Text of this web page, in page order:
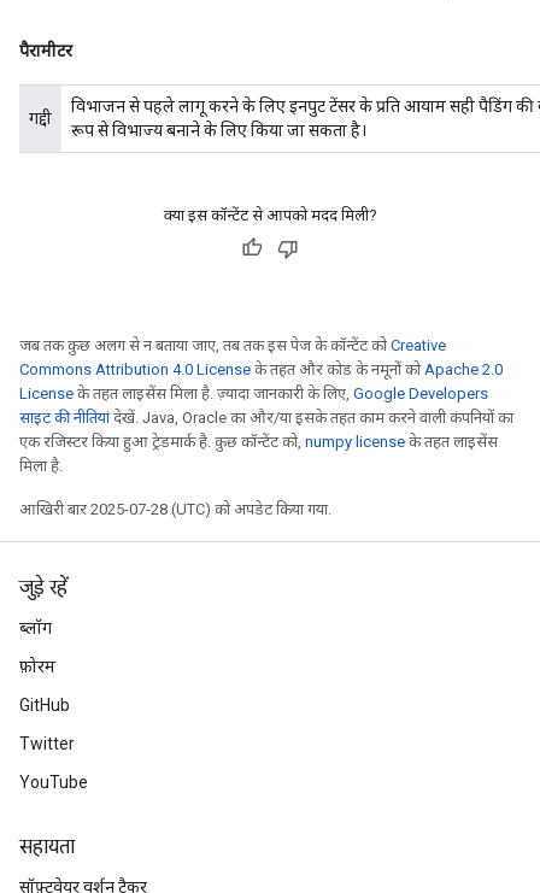
पैरामीटर
गद्दी
विभाजन से पहले लागू करने के लिए इनपुट टेंसर के प्रति आयाम सही पैडिंग
रूप से विभाज्य बनाने के लिए किया जा सकता है।
क्या इस कॉन्टेंट से आपको मदद मिली?
जब तक कुछ अलग से न बताया जाए, तब तक इस पेज के कॉन्टेंट कोCreative
Commons Attribution 4.0 License के तहत और कोड के नमूनों कोApache 2.0
License के तहत लाइसेंस मिला है. ज़्यादा जानकारी के लिए, Google Developers
साइट की नीतियांदेखें. Java, Oracle का और/या इसके तहत काम करने वाली कंपनियों का
एक रजिस्टर किया हुआ ट्रेडमार्क है. कुछ कॉन्टेंट को, numpy license के तहत लाइसेंस
मिला है.
आखिरी बार 2025-07-28 (UTC) को अपडेट किया गया.
जुड़े रहें
ब्लॉग
फ़ोरम
GitHub
Twitter
YouTube
सहायता
सॉफ़्टवेयर वर्शन ट्रैकर